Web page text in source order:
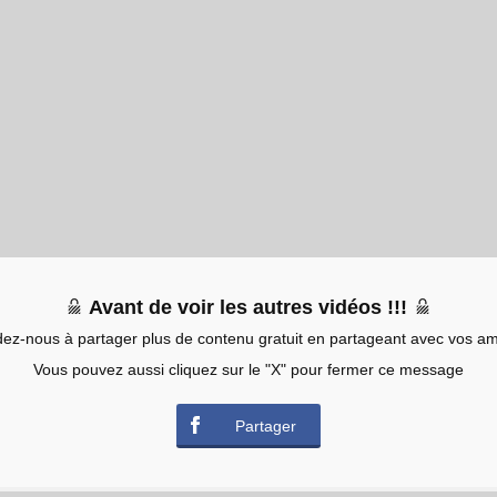
Avant de voir les autres vidéos !!!
nous à partager plus de contenu gratuit en partageant avec vos
Vous pouvez aussi cliquez sur le "X" pour fermer ce message
Partager